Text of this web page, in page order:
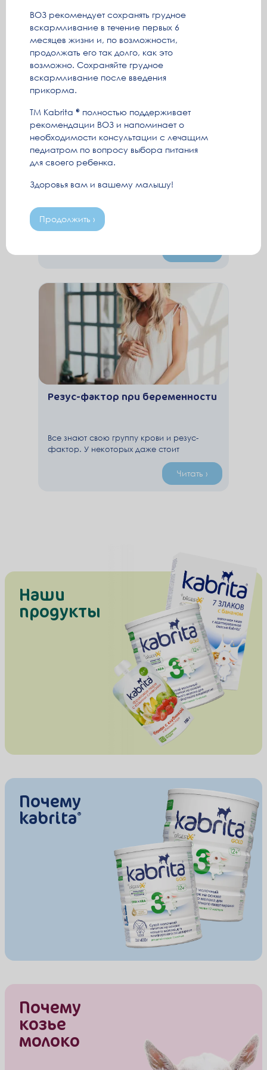
официально работать.
Читать ›
Беременность – это особое и
удивительное состояние женщины, в
рождения ребенка, нужно с особым
своему здоровью. В этот период все силы
женского организма брошены на
вынашивание ребенка, поэтому
иммунитет немного ослабевает и,
соответственно, возрастает риск
подхватить инфекцию.
Резус-фактор при беременности
Все знают свою группу крови и резус-
фактор. У некоторых даже стоит
соответствующий штамп в паспорте! И
наверняка все слышали про резус
конфликт. Давайте разберёмся, что это
Читать ›
Наши
продукты
Почему
kabrita®
Почему
козье
молоко
ВОЗ рекомендует сохранять грудное
вскармливание в течение первых 6
месяцев жизни и, по возможности,
продолжать его так долго, как это
возможно. Сохраняйте грудное
вскармливание после введения
прикорма.
ТМ Kabrita
полностью поддерживает
рекомендации ВОЗ и напоминает о
необходимости консультации с лечащим
педиатром по вопросу выбора питания
для своего ребенка.
Здоровья вам и вашему малышу!
Продолжить ›